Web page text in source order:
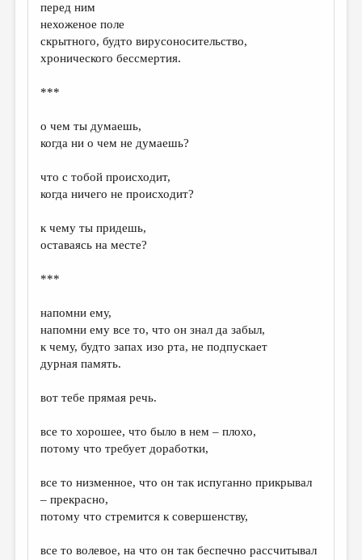
ЦИКЛЫ ПУБЛИКАЦИЙ
ТРЕДИАКОВСКИЙ
перед ним
нехоженое поле
скрытного, будто вирусоносительство,
хронического бессмертия.
***
о чем ты думаешь,
когда ни о чем не думаешь?
что с тобой происходит,
когда ничего не происходит?
к чему ты придешь,
оставаясь на месте?
***
напомни ему,
напомни ему все то, что он знал да забыл,
к чему, будто запах изо рта, не подпускает
дурная память.
вот тебе прямая речь.
все то хорошее, что было в нем – плохо,
потому что требует доработки,
все то низменное, что он так испуганно прикрывал
– прекрасно,
потому что стремится к совершенству,
все то волевое, на что он так беспечно рассчитывал